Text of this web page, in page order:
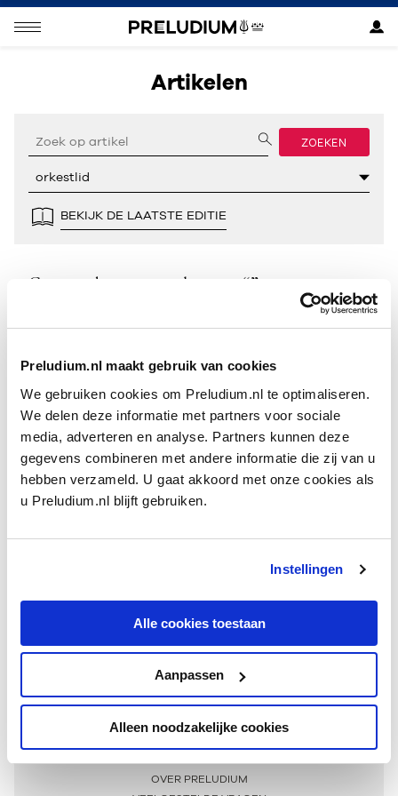
Preludium.nl maakt gebruik van cookies
We gebruiken cookies om Preludium.nl te optimaliseren.
We delen deze informatie met partners voor sociale
media, adverteren en analyse. Partners kunnen deze
gegevens combineren met andere informatie die zij van u
hebben verzameld. U gaat akkoord met onze cookies als
u Preludium.nl blijft gebruiken.
Instellingen
Alle cookies toestaan
Aanpassen
Alleen noodzakelijke cookies
Artikelen
ZOEKEN
BEKIJK DE LAATSTE EDITIE
Geen resultaten gevonden voor “”.
Meer informatie
OVER PRELUDIUM